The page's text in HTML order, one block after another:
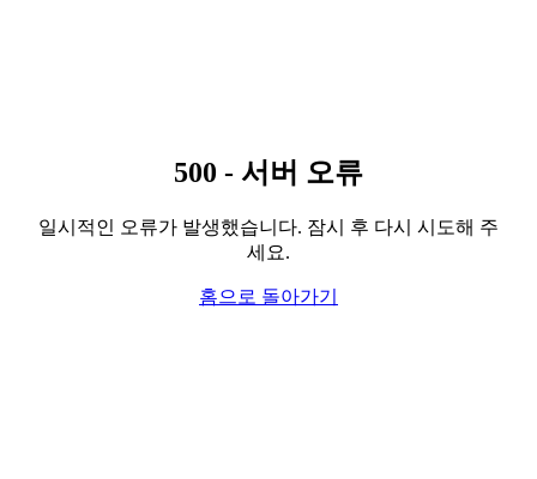
500 - 서버 오류
일시적인 오류가 발생했습니다. 잠시 후 다시 시도해 주
세요.
홈으로 돌아가기